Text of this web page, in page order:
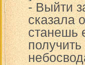
- Выйти
сказала
станешь